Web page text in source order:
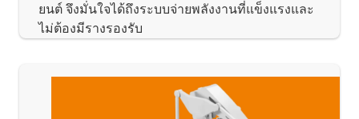
ยนต์ จึงมั่นใจได้ถึงระบบจ่ายพลังงานที่แข็งแรงและ
ไม่ต้องมีรางรองรับ